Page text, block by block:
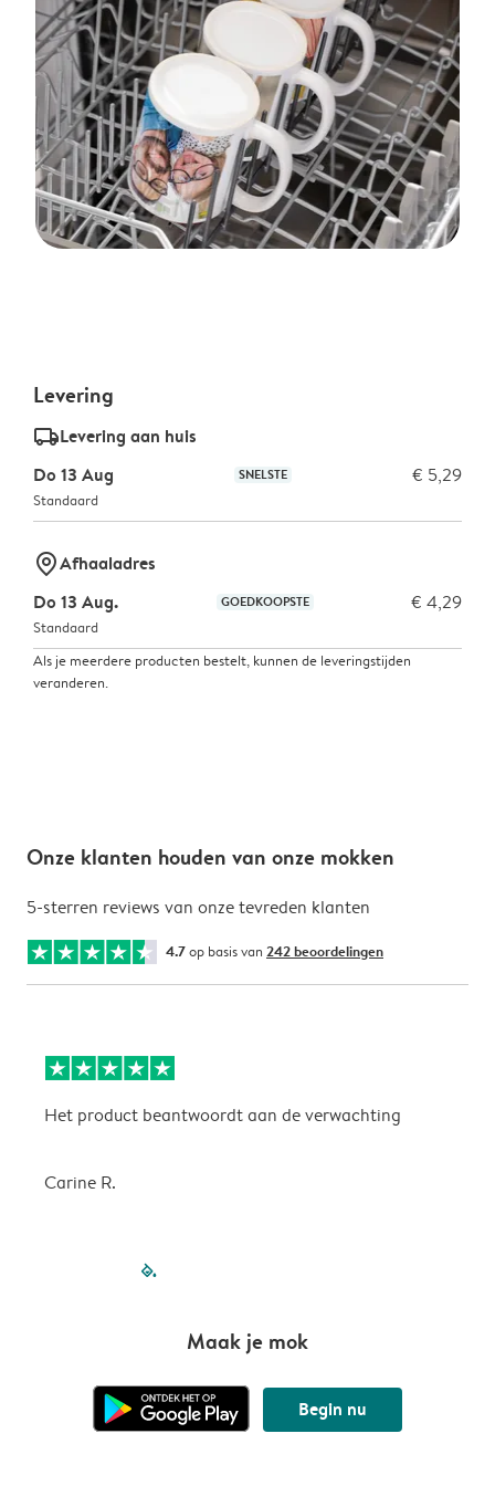
Levering
delivery_standard_v2Levering aan huis
Do 13 Aug
SNELSTE € 5,29
Standaard
marker-pinAfhaaladres
Do 13 Aug.
GOEDKOOPSTE € 4,29
Standaard
Als je meerdere producten bestelt, kunnen de leveringstijden
veranderen.
Onze klanten houden van onze mokken
5-sterren reviews van onze tevreden klanten
4.7op basis van 242 beoordelingen
Het product beantwoordt aan de verwachting
Carine R.
filled-pagination
Maak je mok
Begin nu